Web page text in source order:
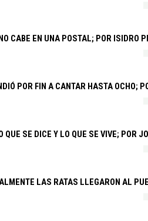
CABE EN UNA POSTAL; POR ISIDRO
POR FIN A CANTAR HASTA OCHO;
QUE SE DICE Y LO QUE SE VIVE; POR
LAS RATAS LLEGARON AL